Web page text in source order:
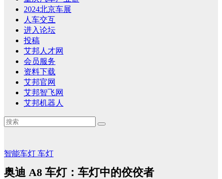
2024北京车展
人车交互
进入论坛
投稿
艾邦人才网
会员服务
资料下载
艾邦官网
艾邦智飞网
艾邦机器人
智能车灯 车灯
奥迪 A8 车灯：车灯中的佼佼者